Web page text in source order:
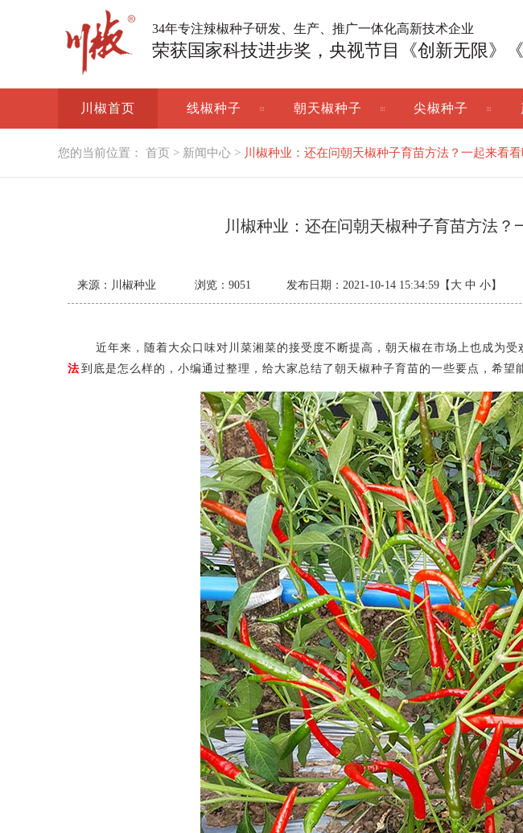
34年专注辣椒种子研发、生产、推广一体化高新技术企业
荣获国家科技进步奖，央视节目《创新无限》
川椒首页 线椒种子 朝天椒种子 尖椒种子
您的当前位置： 首页 > 新闻中心 > 川椒种业：还在问朝天椒种子育苗方法？一起来看看
川椒种业：还在问朝天椒种子育苗方法？
来源：川椒种业 浏览： 9051 发布日期：2021-10-14 15:34:59【 大 中 小】
近年来，随着大众口味对川菜湘菜的接受度不断提高，朝天椒在市场上也成为受
法 到底是怎么样的，小编通过整理，给大家总结了朝天椒种子育苗的一些要点，希望